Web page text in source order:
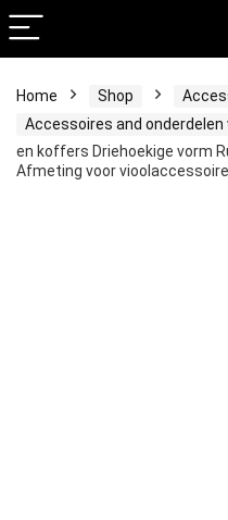
Home Shop
Accessoires and
en koffers Driehoekige vorm
Afmeting voor